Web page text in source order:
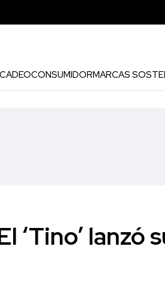
CONSUMIDORMARCAS
‘Tino’